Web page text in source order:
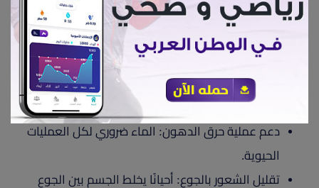
اجعل الماء حليفك الأول: فهو يحسن الهضم ويقلل
لا تنخدع بالإعلانات والمكملات: التزم بنظام غذائي
متوازن ومكونات بسيطة.
ثالثًا: أهمية شرب الماء والترطيب أثناء التخسيس
دعم عملية حرق الدهون: الماء ضروري لكل العمليات
الحيوية.
تقليل الشعور بالجوع: أحيانًا يخلط الجسم بين الجوع